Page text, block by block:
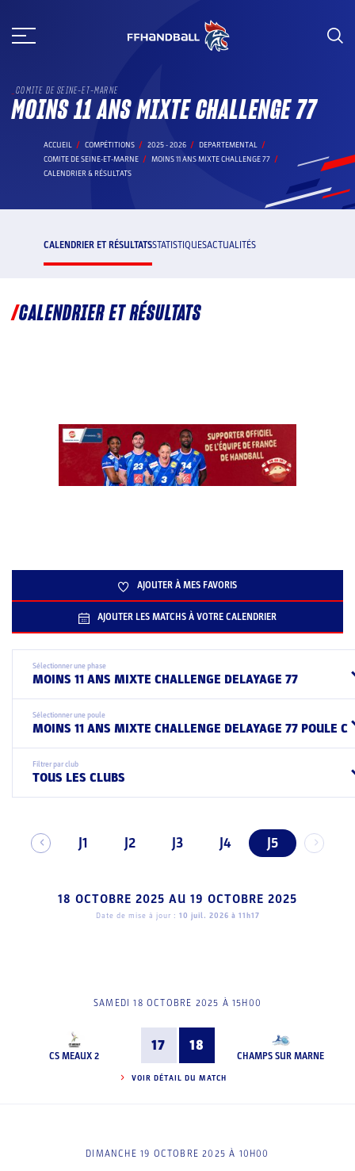
au
COMITE DE SEINE-ET-MARNE
MOINS 11 ANS MIXTE CHALLENGE 77
ACCUEIL COMPÉTITIONS 2025 - 2026
DEPARTEMENTAL
COMITE DE SEINE-ET-MARNE
MOINS 11 ANS MIXTE CHALLENGE 77
CALENDRIER & RÉSULTATS
CALENDRIER ET RÉSULTATSSTATISTIQUESACTUALITÉS
CALENDRIER ET RÉSULTATS
AJOUTER À MES FAVORIS
AJOUTER LES MATCHS À VOTRE CALENDRIER
Sélectionner une phase
MOINS 11 ANS MIXTE CHALLENGE DELAYAGE 77
Sélectionner une poule
MOINS 11 ANS MIXTE CHALLENGE DELAYAGE 77 POULE C
Filtrer par club
TOUS LES CLUBS
J1 J2 J3 J4 J5
18 OCTOBRE 2025 AU 19 OCTOBRE 2025
Date de mise à jour : 10 juil. 2026 à 11h17
SAMEDI 18 OCTOBRE 2025 À 15H00
CS MEAUX 2
17 18
CHAMPS SUR MARNE
VOIR DÉTAIL DU MATCH
DIMANCHE 19 OCTOBRE 2025 À 10H00